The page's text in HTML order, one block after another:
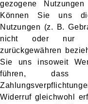
gezogene
Können Sie uns
Nutzungen (z. B.
nicht oder nur in
zurückgewähren
Sie uns insoweit
führen, dass
Widerruf gleichwohl